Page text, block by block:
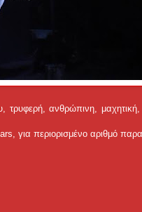
τρυφερή, ανθρώπινη,
για περιορισμένο αριθμό